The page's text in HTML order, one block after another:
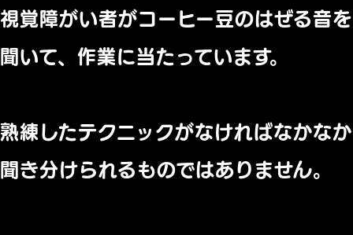
視覚障がい者がコーヒー豆のはぜる音を
聞いて、作業に当たっています。
熟練したテクニックがなければなかなか
聞き分けられるものではありません。